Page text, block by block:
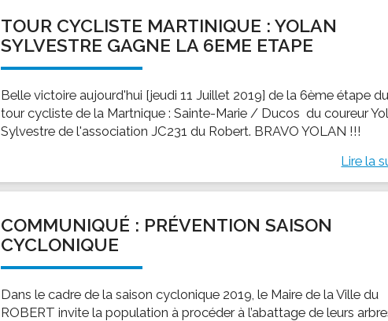
TOUR CYCLISTE MARTINIQUE : YOLAN
SYLVESTRE GAGNE LA 6EME ETAPE
Belle victoire aujourd'hui [jeudi 11 Juillet 2019] de la 6ème étape du
tour cycliste de la Martnique : Sainte-Marie / Ducos du coureur
Sylvestre de l'association JC231 du Robert. BRAVO YOLAN !!!
Lire la
COMMUNIQUÉ : PRÉVENTION SAISON
CYCLONIQUE
Dans le cadre de la saison cyclonique 2019, le Maire de la Ville du
ROBERT invite la population à procéder à l’abattage de leurs